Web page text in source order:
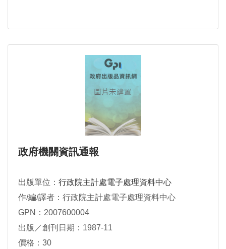
政府機關資訊通報
出版單位： 行政院主計處電子處理資料中心
作/編/譯者：行政院主計處電子處理資料中心
GPN：2007600004
出版／創刊日期：1987-11
價格：30